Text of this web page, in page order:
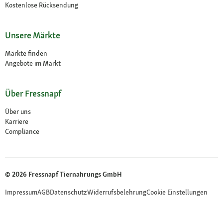
Kostenlose Rücksendung
Unsere Märkte
Märkte finden
Angebote im Markt
Über Fressnapf
Über uns
Karriere
Compliance
© 2026 Fressnapf Tiernahrungs GmbH
ImpressumAGBDatenschutzWiderrufsbelehrungCookie Einstellungen